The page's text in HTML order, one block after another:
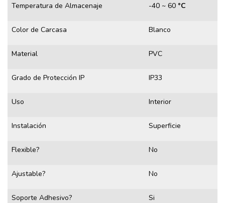
Temperatura de Almacenaje -40 ~ 60 °C
Color de Carcasa Blanco
Material PVC
Grado de Protección IP IP33
Uso Interior
Instalación Superficie
Flexible? No
Ajustable? No
Soporte Adhesivo? Si